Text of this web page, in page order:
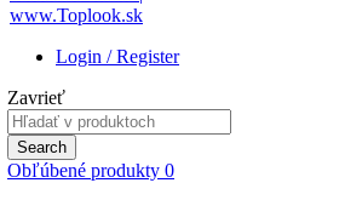
Login / Register
Zavrieť
Search
for:
Search
Obľúbené produkty 0